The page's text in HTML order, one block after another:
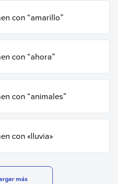
con “amarillo”
con “ahora”
con “animales”
con «lluvia»
más